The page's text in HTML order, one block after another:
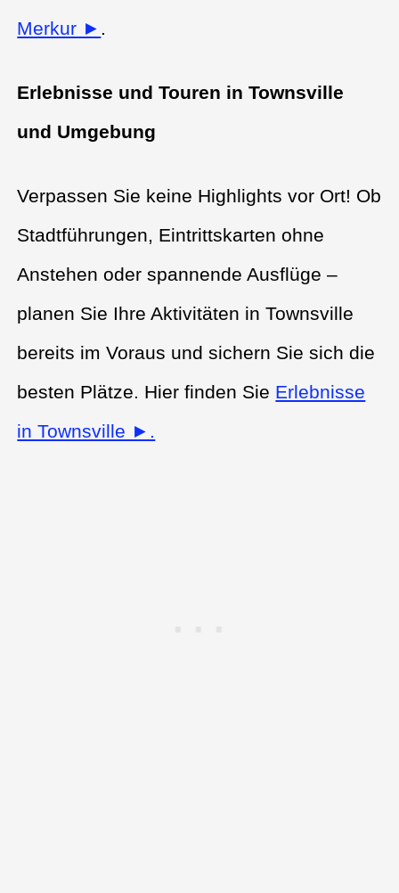
Merkur ► .
Erlebnisse und Touren in Townsville
und Umgebung
Verpassen Sie keine Highlights vor Ort! Ob
Stadtführungen, Eintrittskarten ohne
Anstehen oder spannende Ausflüge –
planen Sie Ihre Aktivitäten in Townsville
bereits im Voraus und sichern Sie sich die
besten Plätze. Hier finden Sie Erlebnisse
in Townsville ►.